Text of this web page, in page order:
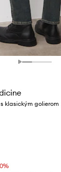
klasickým golierom